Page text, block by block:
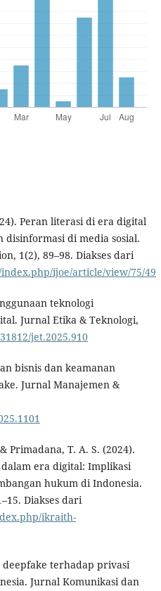
Peran literasi di era digital
disinformasi di media sosial.
1(2), 89–98. Diakses dari
ijoe/article/view/75/49
teknologi
Jurnal Etika & Teknologi,
jet.2025.910
bisnis dan keamanan
Jurnal Manajemen &
Primadana, T. A. S. (2024).
era digital: Implikasi
hukum di Indonesia.
Diakses dari
ikraith-
deepfake terhadap privasi
Jurnal Komunikasi dan